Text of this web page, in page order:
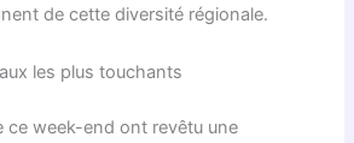
de cette diversité régionale.
les plus touchants
ce week-end ont revêtu une